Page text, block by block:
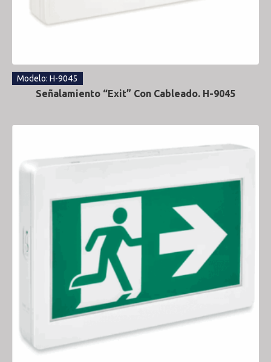
Modelo: H-9045
Señalamiento “Exit” Con Cableado. H-9045